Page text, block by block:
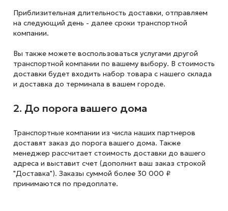
Приблизительная длительность доставки, отправляем
на следующий день - далее сроки транспортной
компании.
Вы также можете воспользоваться услугами другой
транспортной компании по вашему выбору. В стоимость
доставки будет входить набор товара с нашего склада
и доставка до терминала в вашем городе.
2. До порога вашего дома
Транспортные компании из числа наших партнеров
доставят заказ до порога вашего дома. Также
менеджер рассчитает стоимость доставки до вашего
адреса и выставит счет (дополнит ваш заказ строкой
"Доставка"). Заказы суммой более 30 000 ₽
принимаются по предоплате.